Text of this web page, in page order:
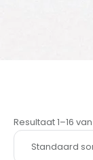
Resultaat 1–16